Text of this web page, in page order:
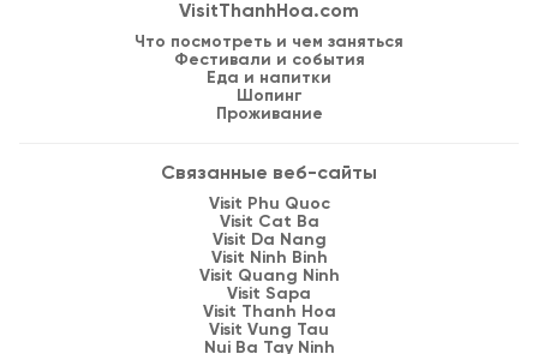
VisitThanhHoa.com
Что посмотреть и чем заняться
Фестивали и события
Еда и напитки
Шопинг
Проживание
Связанные веб-сайты
Visit Phu Quoc
Visit Cat Ba
Visit Da Nang
Visit Ninh Binh
Visit Quang Ninh
Visit Sapa
Visit Thanh Hoa
Visit Vung Tau
Nui Ba Tay Ninh